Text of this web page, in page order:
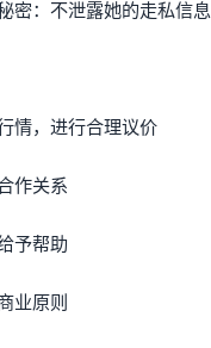
密：不泄露她的走私信息
情，进行合理议价
作关系
予帮助
业原则